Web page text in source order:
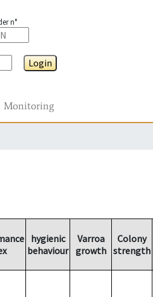
n°
Login
Monitoring
hygienic
behaviour
Varroa
growth
Colony
strength